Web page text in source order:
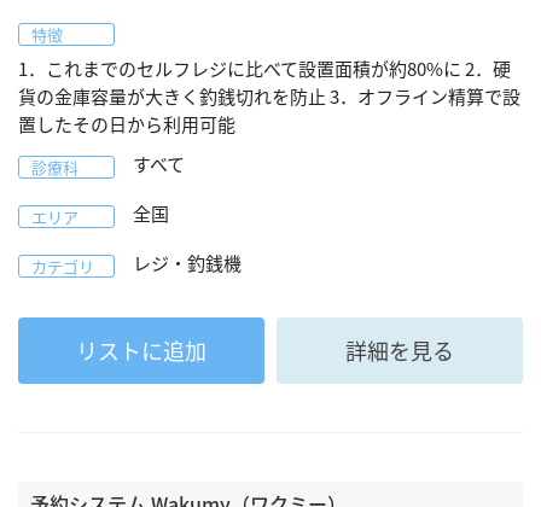
特徴
1．これまでのセルフレジに比べて設置面積が約80%に 2．硬
貨の金庫容量が大きく釣銭切れを防止 3．オフライン精算で設
置したその日から利用可能
診療科 すべて
エリア 全国
カテゴリ レジ・釣銭機
リストに追加 詳細を見る